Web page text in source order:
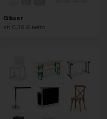
Gläser
ab 0,39 € netto